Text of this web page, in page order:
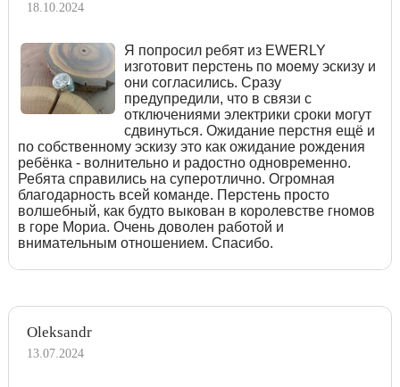
18.10.2024
Я попросил ребят из EWERLY
изготовит перстень по моему эскизу и
они согласились. Сразу
предупредили, что в связи с
отключениями электрики сроки могут
сдвинуться. Ожидание перстня ещё и
по собственному эскизу это как ожидание рождения
ребёнка - волнительно и радостно одновременно.
Ребята справились на суперотлично. Огромная
благодарность всей команде. Перстень просто
волшебный, как будто выкован в королевстве гномов
в горе Мориа. Очень доволен работой и
внимательным отношением. Спасибо.
Oleksandr
13.07.2024